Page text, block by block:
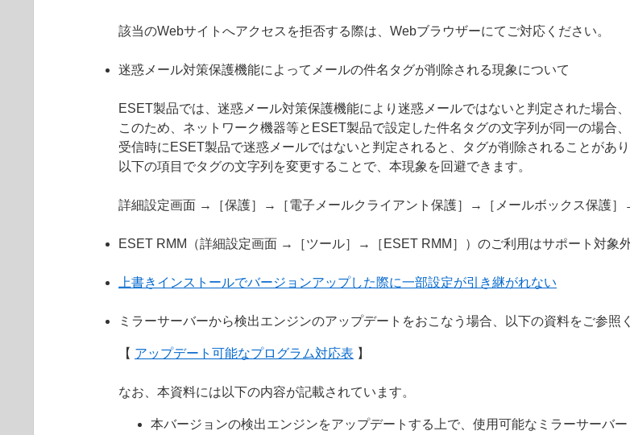
該当のWebサイトへアクセスを拒否する際は、Webブラウザーにてご対応ください。
迷惑メール対策保護機能によってメールの件名タグが削除される現象について
ESET製品では、迷惑メール対策保護機能により迷惑メールではないと判定された場合
このため、ネットワーク機器等とESET製品で設定した件名タグの文字列が同一の場合
受信時にESET製品で迷惑メールではないと判定されると、タグが削除されることがあ
以下の項目でタグの文字列を変更することで、本現象を回避できます。
詳細設定画面 →［保護］→［電子メールクライアント保護］→［メールボックス保護］
ESET RMM（詳細設定画面 →［ツール］→［ESET RMM］）のご利用はサポート対象
上書きインストールでバージョンアップした際に一部設定が引き継がれない
ミラーサーバーから検出エンジンのアップデートをおこなう場合、以下の資料をご参照
【 アップデート可能なプログラム対応表 】
なお、本資料には以下の内容が記載されています。
本バージョンの検出エンジンをアップデートする上で、使用可能なミラーサーバー